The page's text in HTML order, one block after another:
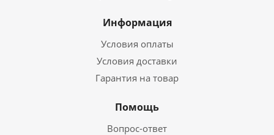
Информация
Условия оплаты
Условия доставки
Гарантия на товар
Помощь
Вопрос-ответ